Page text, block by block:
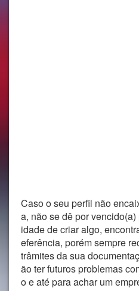
Caso o seu perfil não
a, não se dê por
idade de criar algo,
eferência, porém sempre
trâmites da sua
ão ter futuros problemas
o e até para achar um